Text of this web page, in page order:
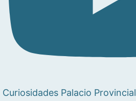
Curiosidades Palacio Provincial